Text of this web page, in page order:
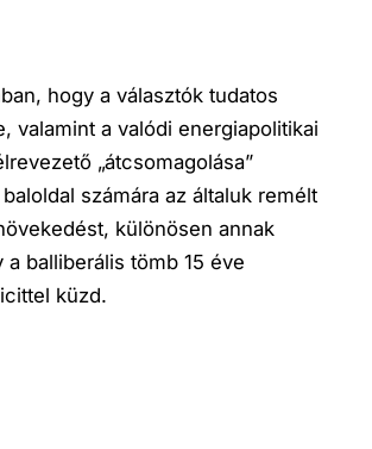
hogy a választók tudatos
valamint a valódi energiapolitikai
„átcsomagolása”
számára az általuk remélt
különösen annak
balliberális tömb 15 éve
küzd.